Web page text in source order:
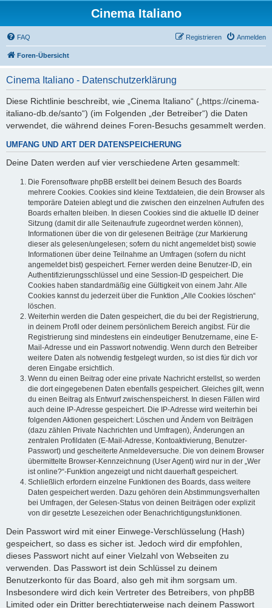
Cinema Italiano
FAQ Anmelden
Registrieren
Foren-Übersicht
Cinema Italiano - Datenschutzerklärung
Diese Richtlinie beschreibt, wie „Cinema Italiano“ („https://cinema-
italiano-db.de/santo“) (im Folgenden „der Betreiber“) die Daten
verwendet, die während deines Foren-Besuchs gesammelt werden.
UMFANG UND ART DER DATENSPEICHERUNG
Deine Daten werden auf vier verschiedene Arten gesammelt:
Die Forensoftware phpBB erstellt bei deinem Besuch des Boards
mehrere Cookies. Cookies sind kleine Textdateien, die dein Browser als
temporäre Dateien ablegt und die zwischen den einzelnen Aufrufen des
Boards erhalten bleiben. In diesen Cookies sind die aktuelle ID deiner
Sitzung (damit dir alle Seitenaufrufe zugeordnet werden können),
Informationen über die von dir gelesenen Beiträge (zur Markierung
dieser als gelesen/ungelesen; sofern du nicht angemeldet bist) sowie
Informationen über deine Teilnahme an Umfragen (sofern du nicht
angemeldet bist) gespeichert. Ferner werden deine Benutzer-ID, ein
Authentifizierungsschlüssel und eine Session-ID gespeichert. Die
Cookies haben standardmäßig eine Gültigkeit von einem Jahr. Alle
Cookies kannst du jederzeit über die Funktion „Alle Cookies löschen“
löschen.
Weiterhin werden die Daten gespeichert, die du bei der Registrierung,
in deinem Profil oder deinem persönlichem Bereich angibst. Für die
Registrierung sind mindestens ein eindeutiger Benutzername, eine E-
Mail-Adresse und ein Passwort notwendig. Wenn durch den Betreiber
weitere Daten als notwendig festgelegt wurden, so ist dies für dich vor
deren Eingabe ersichtlich.
Wenn du einen Beitrag oder eine private Nachricht erstellst, so werden
die dort eingegebenen Daten ebenfalls gespeichert. Gleiches gilt, wenn
du einen Beitrag als Entwurf zwischenspeicherst. In diesen Fällen wird
auch deine IP-Adresse gespeichert. Die IP-Adresse wird weiterhin bei
folgenden Aktionen gespeichert: Löschen und Ändern von Beiträgen
(dazu zählen Private Nachrichten und Umfragen), Änderungen an
zentralen Profildaten (E-Mail-Adresse, Kontoaktivierung, Benutzer-
Passwort) und gescheiterte Anmeldeversuche. Die von deinem Browser
übermittelte Browser-Kennzeichnung (User Agent) wird nur in der „Wer
ist online?“-Funktion angezeigt und nicht dauerhaft gespeichert.
Schließlich erfordern einzelne Funktionen des Boards, dass weitere
Daten gespeichert werden. Dazu gehören dein Abstimmungsverhalten
bei Umfragen, der Gelesen-Status von deinen Beiträgen oder explizit
von dir gesetzte Lesezeichen oder Benachrichtigungsfunktionen.
Dein Passwort wird mit einer Einwege-Verschlüsselung (Hash)
gespeichert, so dass es sicher ist. Jedoch wird dir empfohlen,
dieses Passwort nicht auf einer Vielzahl von Webseiten zu
verwenden. Das Passwort ist dein Schlüssel zu deinem
Benutzerkonto für das Board, also geh mit ihm sorgsam um.
Insbesondere wird dich kein Vertreter des Betreibers, von phpBB
Limited oder ein Dritter berechtigterweise nach deinem Passwort